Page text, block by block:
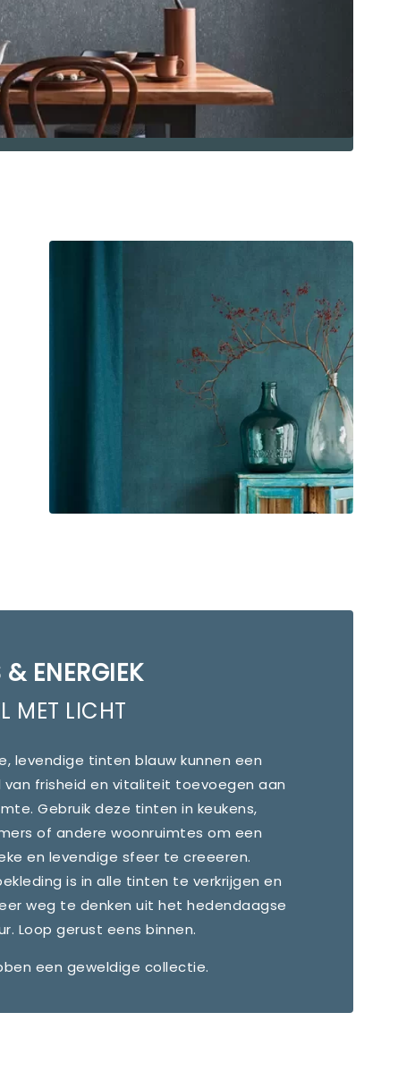
& ENERGIEK
MET LICHT
levendige tinten blauw kunnen een
van frisheid en vitaliteit toevoegen aan
Gebruik deze tinten in keukens,
of andere woonruimtes om een
en levendige sfeer te creeeren.
is in alle tinten te verkrijgen en
weg te denken uit het hedendaagse
Loop gerust eens binnen.
een geweldige collectie.